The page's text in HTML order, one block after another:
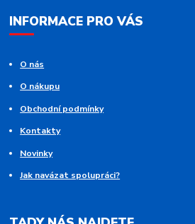
INFORMACE PRO VÁS
O nás
O nákupu
Obchodní podmínky
Kontakty
Novinky
Jak navázat spolupráci?